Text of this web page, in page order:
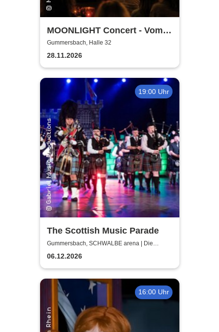
MOONLIGHT Concert - Vom
Rhythmus des Lebens -
Rhythm, Songs, Lyrics &
Classic
Gummersbach, Halle 32
28.11.2026
19:00 Uhr
The Scottish Music Parade
Gummersbach, SCHWALBE arena | Die
Schwalbe Arena Gummersbach
06.12.2026
16:00 Uhr